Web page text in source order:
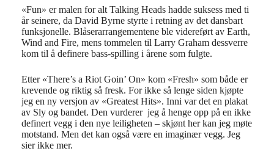
«Fun» er malen for alt Talking Heads hadde suksess med ti
år seinere, da David Byrne styrte i retning av det dansbart
funksjonelle. Blåserarrangementene ble videreført av Earth,
Wind and Fire, mens tommelen til Larry Graham dessverre
kom til å definere bass-spilling i årene som fulgte.
Etter «There’s a Riot Goin’ On» kom «Fresh» som både er
krevende og riktig så fresk. For ikke så lenge siden kjøpte
jeg en ny versjon av «Greatest Hits». Inni var det en plakat
av Sly og bandet. Den vurderer jeg å henge opp på en ikke
definert vegg i den nye leiligheten – skjønt her kan jeg møte
motstand. Men det kan også være en imaginær vegg. Jeg
sier ikke mer.